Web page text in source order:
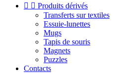
  Produits dérivés
Transferts sur textiles
Essuie-lunettes
Mugs
Tapis de souris
Magnets
Puzzles
Contacts